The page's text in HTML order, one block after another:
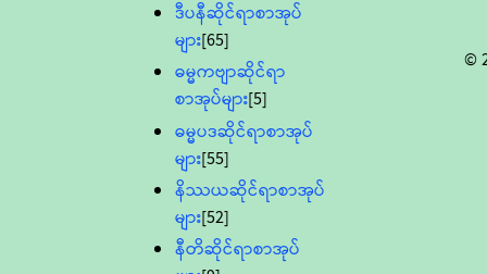
ဒီပနီဆိုင်ရာစာအုပ်
များ[65]
ဓမ္မကဗျာဆိုင်ရာ
စာအုပ်များ[5]
ဓမ္မပဒဆိုင်ရာစာအုပ်
များ[55]
နိဿယဆိုင်ရာစာအုပ်
များ[52]
နီတိဆိုင်ရာစာအုပ်
©